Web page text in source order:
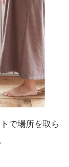
で場所を取ら